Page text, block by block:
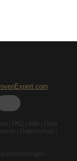
| FAQ | Wiki | Über
| Datenschutz |